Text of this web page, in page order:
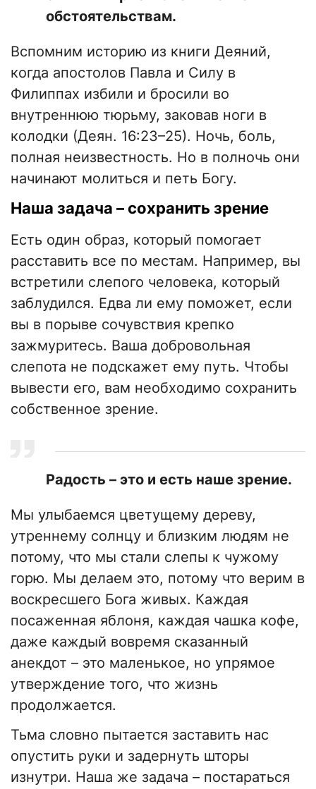
обстоятельствам.
Вспомним историю из книги Деяний,
когда апостолов Павла и Силу в
Филиппах избили и бросили во
внутреннюю тюрьму, заковав ноги в
колодки (Деян. 16:23–25). Ночь, боль,
полная неизвестность. Но в полночь они
начинают молиться и петь Богу.
Наша задача – сохранить зрение
Есть один образ, который помогает
расставить все по местам. Например, вы
встретили слепого человека, который
заблудился. Едва ли ему поможет, если
вы в порыве сочувствия крепко
зажмуритесь. Ваша добровольная
слепота не подскажет ему путь. Чтобы
вывести его, вам необходимо сохранить
собственное зрение.
Радость – это и есть наше зрение.
Мы улыбаемся цветущему дереву,
утреннему солнцу и близким людям не
потому, что мы стали слепы к чужому
горю. Мы делаем это, потому что верим в
воскресшего Бога живых. Каждая
посаженная яблоня, каждая чашка кофе,
даже каждый вовремя сказанный
анекдот – это маленькое, но упрямое
утверждение того, что жизнь
продолжается.
Тьма словно пытается заставить нас
опустить руки и задернуть шторы
изнутри. Наша же задача – постараться